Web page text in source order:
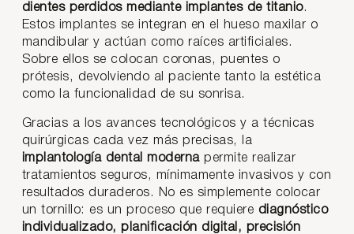
dientes perdidos mediante implantes de titanio.
Estos implantes se integran en el hueso maxilar o
mandibular y actúan como raíces artificiales.
Sobre ellos se colocan coronas, puentes o
prótesis, devolviendo al paciente tanto la estética
como la funcionalidad de su sonrisa.
Gracias a los avances tecnológicos y a técnicas
quirúrgicas cada vez más precisas, la
implantología dental modernapermite realizar
tratamientos seguros, mínimamente invasivos y con
resultados duraderos. No es simplemente colocar
un tornillo: es un proceso que requiere diagnóstico
individualizado, planificación digital, precisión